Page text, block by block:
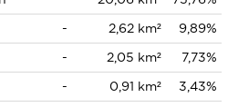
- 2,62 km²
9,89%
- 2,05 km²
7,73%
- 0,91 km²
3,43%